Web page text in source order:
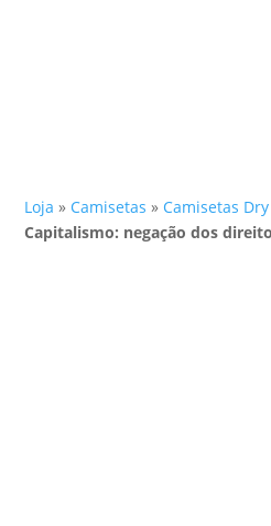
Loja » Camisetas » Camisetas
Capitalismo: negação dos